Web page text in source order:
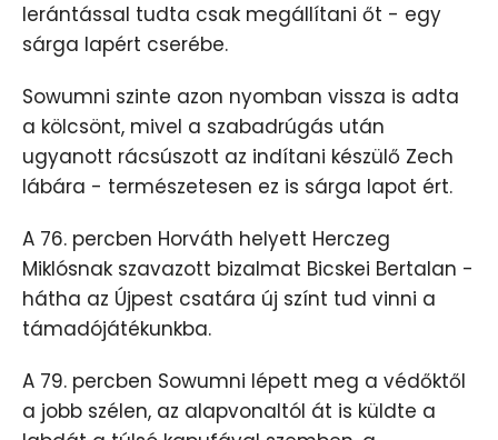
lerántással tudta csak megállítani őt - egy
sárga lapért cserébe.
Sowumni szinte azon nyomban vissza is adta
a kölcsönt, mivel a szabadrúgás után
ugyanott rácsúszott az indítani készülő Zech
lábára - természetesen ez is sárga lapot ért.
A 76. percben Horváth helyett Herczeg
Miklósnak szavazott bizalmat Bicskei Bertalan -
hátha az Újpest csatára új színt tud vinni a
támadójátékunkba.
A 79. percben Sowumni lépett meg a védőktől
a jobb szélen, az alapvonaltól át is küldte a